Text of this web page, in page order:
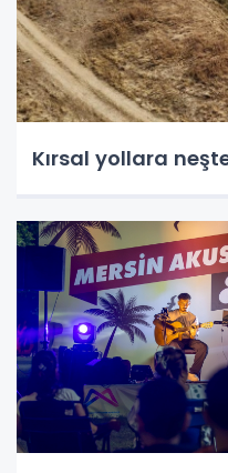
Kırsal yollara